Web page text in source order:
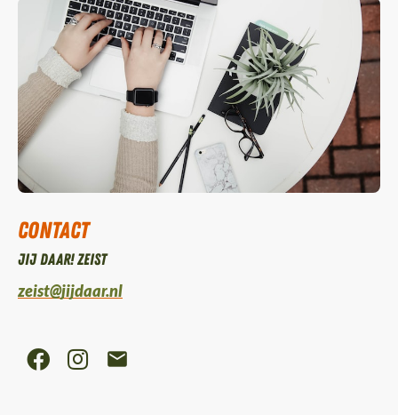
Contact
Jij daar! Zeist
zeist@jijdaar.nl